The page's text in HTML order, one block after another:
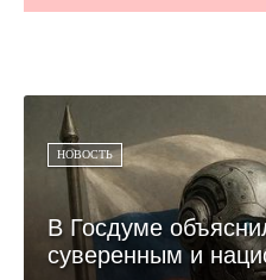
НОВОСТЬ
В Госдуме
суверенным и